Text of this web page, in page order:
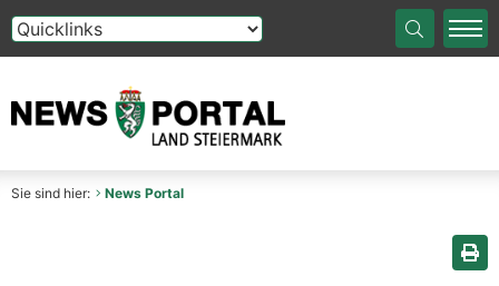
Die Auswahl einer Option im Select-Element führt auf
Sie sind hier: News Portal